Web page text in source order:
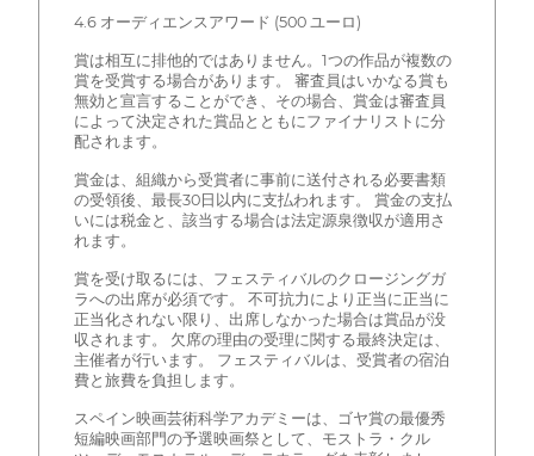
4.6 オーディエンスアワード (500 ユーロ)
賞は相互に排他的ではありません。1つの作品が複数の
賞を受賞する場合があります。 審査員はいかなる賞も
無効と宣言することができ、その場合、賞金は審査員
によって決定された賞品とともにファイナリストに分
配されます。
賞金は、組織から受賞者に事前に送付される必要書類
の受領後、最長30日以内に支払われます。 賞金の支払
いには税金と、該当する場合は法定源泉徴収が適用さ
れます。
賞を受け取るには、フェスティバルのクロージングガ
ラへの出席が必須です。 不可抗力により正当に正当に
正当化されない限り、出席しなかった場合は賞品が没
収されます。 欠席の理由の受理に関する最終決定は、
主催者が行います。 フェスティバルは、受賞者の宿泊
費と旅費を負担します。
スペイン映画芸術科学アカデミーは、ゴヤ賞の最優秀
短編映画部門の予選映画祭として、モストラ・クル